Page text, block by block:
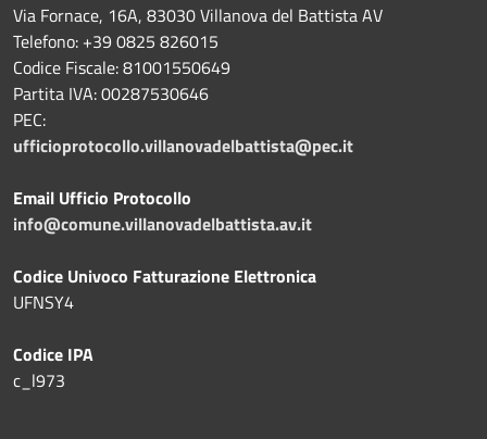
Via Fornace, 16A, 83030 Villanova del Battista AV
Telefono: +39 0825 826015
Codice Fiscale: 81001550649
Partita IVA: 00287530646
PEC:
ufficioprotocollo.villanovadelbattista@pec.it
Email Ufficio Protocollo
info@comune.villanovadelbattista.av.it
Codice Univoco Fatturazione Elettronica
UFNSY4
Codice IPA
c_l973